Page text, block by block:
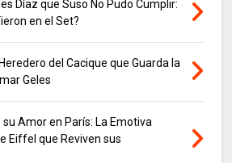
Díaz que Suso No Pudo Cumplir:
en el Set?
del Cacique que Guarda la
Geles
Amor en París: La Emotiva
Eiffel que Reviven sus